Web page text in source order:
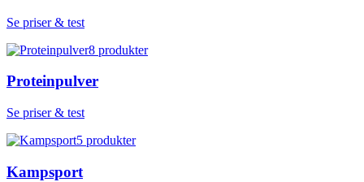
Se priser & test
8 produkter
Proteinpulver
Se priser & test
5 produkter
Kampsport